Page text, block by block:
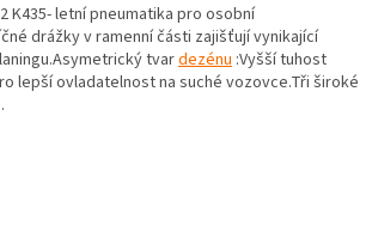
K435- letní pneumatika pro osobní
drážky v ramenní části zajišťují vynikající
tvardezénu :Vyšší tuhost
lepší ovladatelnost na suché vozovce.Tři široké